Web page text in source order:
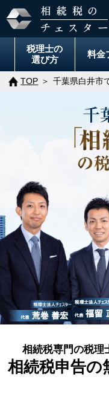
税理士の
選び方
料金
TOP 千葉県白井市
千
相続税専門の税理
相続税申告の